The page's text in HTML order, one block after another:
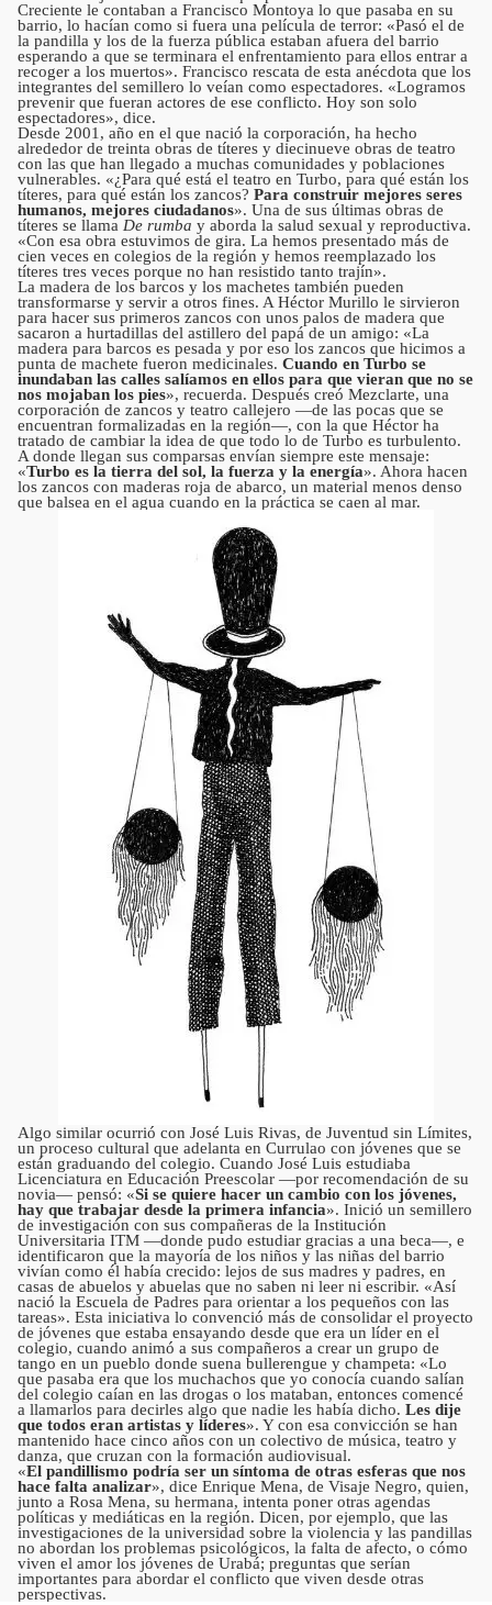
Creciente le contaban a Francisco Montoya lo que pasaba en su
barrio, lo hacían como si fuera una película de terror: «Pasó el de
la pandilla y los de la fuerza pública estaban afuera del barrio
esperando a que se terminara el enfrentamiento para ellos entrar a
recoger a los muertos». Francisco rescata de esta anécdota que los
integrantes del semillero lo veían como espectadores. «Logramos
prevenir que fueran actores de ese conflicto. Hoy son solo
espectadores», dice.
Desde 2001, año en el que nació la corporación, ha hecho
alrededor de treinta obras de títeres y diecinueve obras de teatro
con las que han llegado a muchas comunidades y poblaciones
vulnerables. «¿Para qué está el teatro en Turbo, para qué están los
títeres, para qué están los zancos? Para construir mejores seres
humanos, mejores ciudadanos». Una de sus últimas obras de
títeres se llama De rumba y aborda la salud sexual y reproductiva.
«Con esa obra estuvimos de gira. La hemos presentado más de
cien veces en colegios de la región y hemos reemplazado los
títeres tres veces porque no han resistido tanto trajín».
La madera de los barcos y los machetes también pueden
transformarse y servir a otros fines. A Héctor Murillo le sirvieron
para hacer sus primeros zancos con unos palos de madera que
sacaron a hurtadillas del astillero del papá de un amigo: «La
madera para barcos es pesada y por eso los zancos que hicimos a
punta de machete fueron medicinales. Cuando en Turbo se
inundaban las calles salíamos en ellos para que vieran que no se
nos mojaban los pies», recuerda. Después creó Mezclarte, una
corporación de zancos y teatro callejero —de las pocas que se
encuentran formalizadas en la región—, con la que Héctor ha
tratado de cambiar la idea de que todo lo de Turbo es turbulento.
A donde llegan sus comparsas envían siempre este mensaje:
«Turbo es la tierra del sol, la fuerza y la energía». Ahora hacen
los zancos con maderas roja de abarco, un material menos denso
que balsea en el agua cuando en la práctica se caen al mar.
Algo similar ocurrió con José Luis Rivas, de Juventud sin Límites,
un proceso cultural que adelanta en Currulao con jóvenes que se
están graduando del colegio. Cuando José Luis estudiaba
Licenciatura en Educación Preescolar —por recomendación de su
novia— pensó: «Si se quiere hacer un cambio con los jóvenes,
hay que trabajar desde la primera infancia». Inició un semillero
de investigación con sus compañeras de la Institución
Universitaria ITM —donde pudo estudiar gracias a una beca—, e
identificaron que la mayoría de los niños y las niñas del barrio
vivían como él había crecido: lejos de sus madres y padres, en
casas de abuelos y abuelas que no saben ni leer ni escribir. «Así
nació la Escuela de Padres para orientar a los pequeños con las
tareas». Esta iniciativa lo convenció más de consolidar el proyecto
de jóvenes que estaba ensayando desde que era un líder en el
colegio, cuando animó a sus compañeros a crear un grupo de
tango en un pueblo donde suena bullerengue y champeta: «Lo
que pasaba era que los muchachos que yo conocía cuando salían
del colegio caían en las drogas o los mataban, entonces comencé
a llamarlos para decirles algo que nadie les había dicho. Les dije
que todos eran artistas y líderes». Y con esa convicción se han
mantenido hace cinco años con un colectivo de música, teatro y
danza, que cruzan con la formación audiovisual.
«El pandillismo podría ser un síntoma de otras esferas que nos
hace falta analizar», dice Enrique Mena, de Visaje Negro, quien,
junto a Rosa Mena, su hermana, intenta poner otras agendas
políticas y mediáticas en la región. Dicen, por ejemplo, que las
investigaciones de la universidad sobre la violencia y las pandillas
no abordan los problemas psicológicos, la falta de afecto, o cómo
viven el amor los jóvenes de Urabá; preguntas que serían
importantes para abordar el conflicto que viven desde otras
perspectivas.